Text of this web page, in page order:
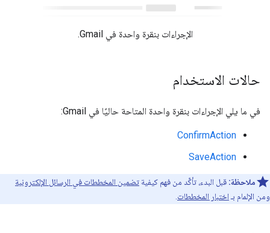
الإجراءات بنقرة واحدة في Gmail.
حالات الاستخدام
في ما يلي الإجراءات بنقرة واحدة المتاحة حاليًا في Gmail:
ConfirmAction
SaveAction
ملاحظة: قبل البدء، تأكَّد من فهم كيفية تضمين المخططات في الرسائل الإلكترونية
ومن الإلمام بـ اختبار المخططات